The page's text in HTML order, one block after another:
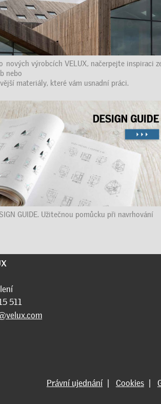
nových výrobcích VELUX, načerpejte inspiraci
nebo
materiály, které vám usnadní práci.
GUIDE. Užitečnou pomůcku při navrhování
511
Právní ujednání| Cookies|